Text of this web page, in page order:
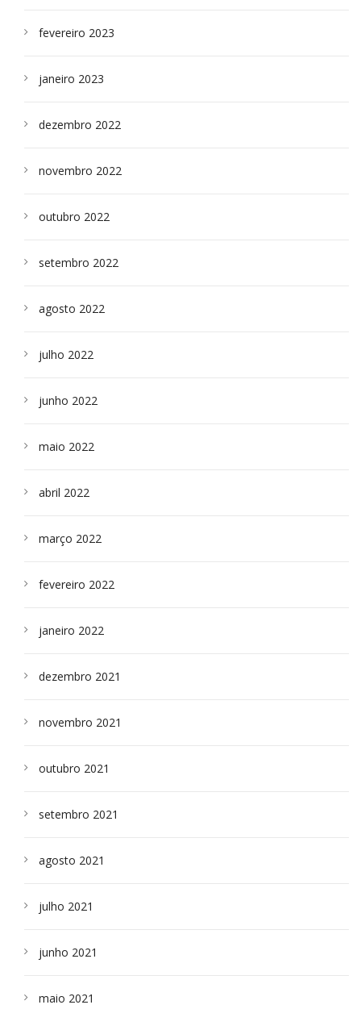
fevereiro 2023
janeiro 2023
dezembro 2022
novembro 2022
outubro 2022
setembro 2022
agosto 2022
julho 2022
junho 2022
maio 2022
abril 2022
março 2022
fevereiro 2022
janeiro 2022
dezembro 2021
novembro 2021
outubro 2021
setembro 2021
agosto 2021
julho 2021
junho 2021
maio 2021